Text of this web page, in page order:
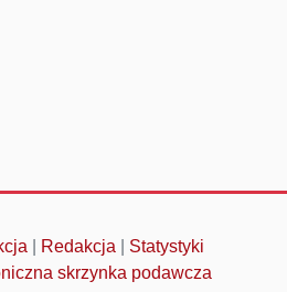
Redakcja
Statystyki
skrzynka podawcza